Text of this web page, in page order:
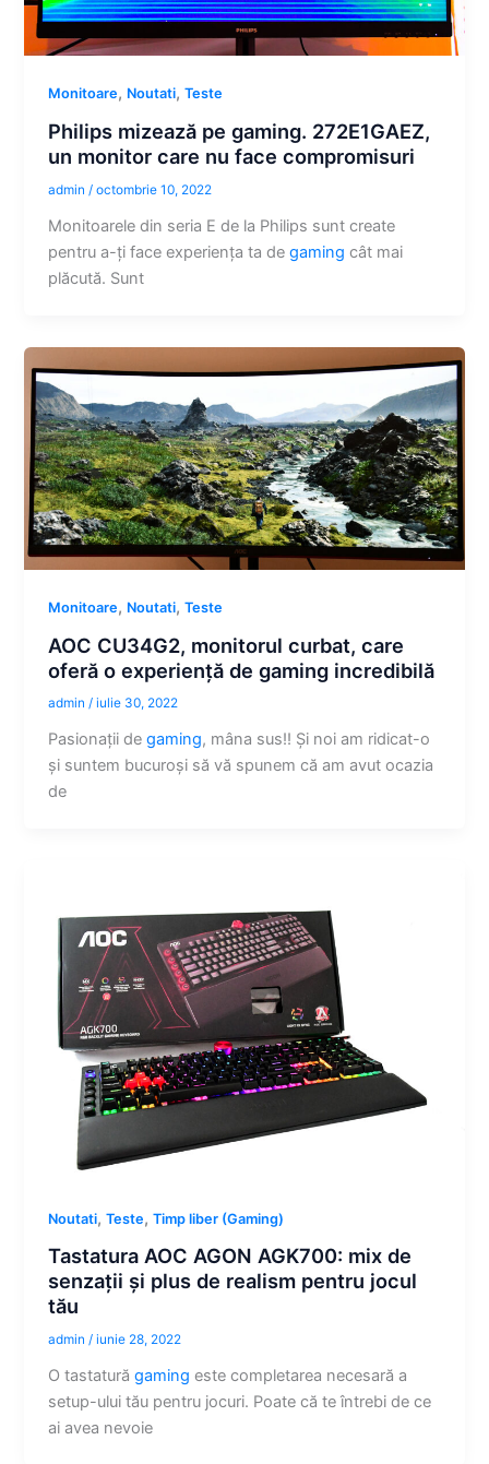
Monitoare, Noutati,Teste
Philips mizează pe gaming. 272E1GAEZ,
un monitor care nu face compromisuri
admin/octombrie 10, 2022
Monitoarele din seria E de la Philips sunt create
pentru a-ți face experiența ta degaming cât mai
plăcută. Sunt
Monitoare, Noutati,Teste
AOC CU34G2, monitorul curbat, care
oferă o experiență de gaming incredibilă
admin/iulie 30, 2022
Pasionații degaming, mâna sus!! Și noi am ridicat-o
și suntem bucuroși să vă spunem că am avut ocazia
de
Noutati,Teste,Timp liber (Gaming)
Tastatura AOC AGON AGK700: mix de
senzații și plus de realism pentru jocul
tău
admin/iunie 28, 2022
O tastaturăgaming este completarea necesară a
setup-ului tău pentru jocuri. Poate că te întrebi de ce
ai avea nevoie